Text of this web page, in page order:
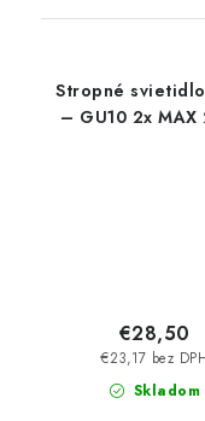
Stropné
– GU10 2x MAX
Skladom
€23,17 bez
€28,50